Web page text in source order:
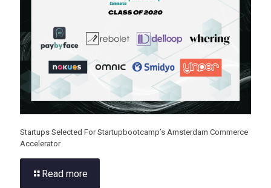
Startups Selected For Startupbootcamp’s Amsterdam Commerce
Accelerator
Read more